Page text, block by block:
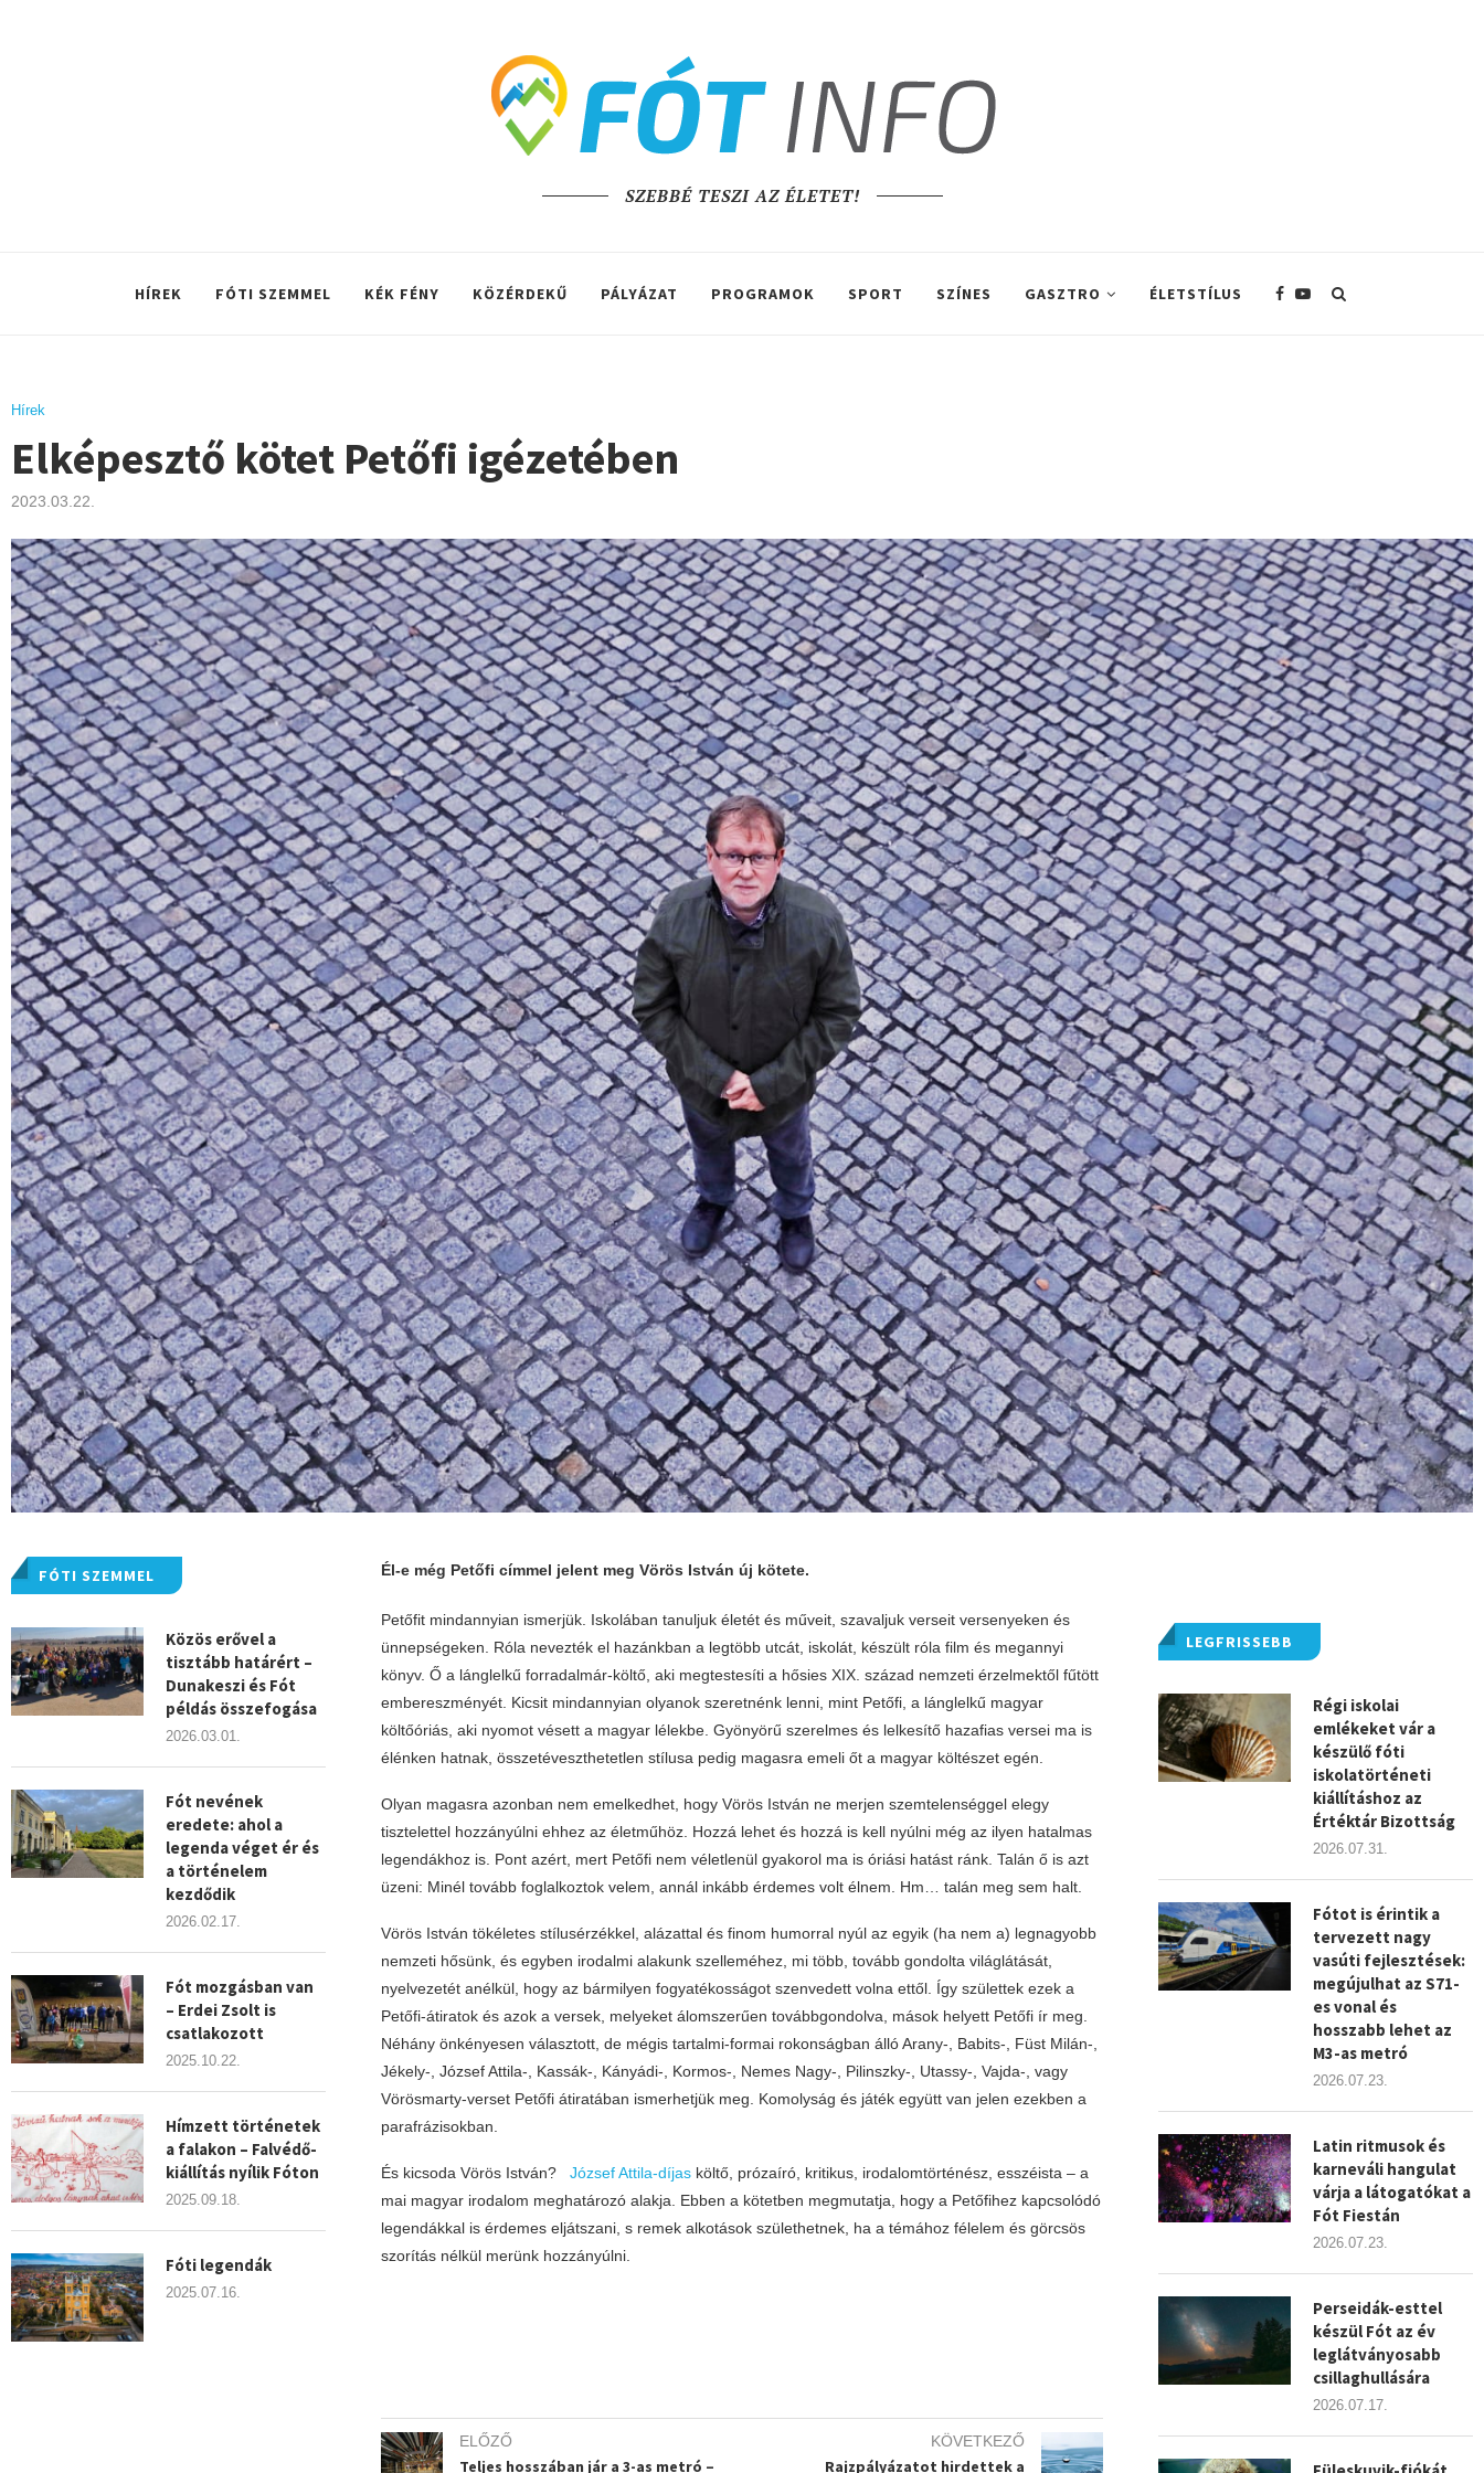
SZEBBÉ TESZI AZ ÉLETET!
HÍREK FÓTI SZEMMEL KÉK FÉNY KÖZÉRDEKŰ PÁLYÁZAT PROGRAMOK SPORT SZÍNES GASZTRO ÉLETSTÍLUS
Hírek
Elképesztő kötet Petőfi igézetében
2023.03.22.
Él-e még Petőfi címmel jelent meg Vörös István új kötete.
Petőfit mindannyian ismerjük. Iskolában tanuljuk életét és műveit, szavaljuk verseit versenyeken és
ünnepségeken. Róla nevezték el hazánkban a legtöbb utcát, iskolát, készült róla film és megannyi
könyv. Ő a lánglelkű forradalmár-költő, aki megtestesíti a hősies XIX. század nemzeti érzelmektől fűtött
embereszményét. Kicsit mindannyian olyanok szeretnénk lenni, mint Petőfi, a lánglelkű magyar
költőóriás, aki nyomot vésett a magyar lélekbe. Gyönyörű szerelmes és lelkesítő hazafias versei ma is
élénken hatnak, összetéveszthetetlen stílusa pedig magasra emeli őt a magyar költészet egén.
Olyan magasra azonban nem emelkedhet, hogy Vörös István ne merjen szemtelenséggel elegy
tisztelettel hozzányúlni ehhez az életműhöz. Hozzá lehet és hozzá is kell nyúlni még az ilyen hatalmas
legendákhoz is. Pont azért, mert Petőfi nem véletlenül gyakorol ma is óriási hatást ránk. Talán ő is azt
üzeni: Minél tovább foglalkoztok velem, annál inkább érdemes volt élnem. Hm… talán meg sem halt.
Vörös István tökéletes stílusérzékkel, alázattal és finom humorral nyúl az egyik (ha nem a) legnagyobb
nemzeti hősünk, és egyben irodalmi alakunk szelleméhez, mi több, tovább gondolta világlátását,
nyelvezetét anélkül, hogy az bármilyen fogyatékosságot szenvedett volna ettől. Így születtek ezek a
Petőfi-átiratok és azok a versek, melyeket álomszerűen továbbgondolva, mások helyett Petőfi ír meg.
Néhány önkényesen választott, de mégis tartalmi-formai rokonságban álló Arany-, Babits-, Füst Milán-,
Jékely-, József Attila-, Kassák-, Kányádi-, Kormos-, Nemes Nagy-, Pilinszky-, Utassy-, Vajda-, vagy
Vörösmarty-verset Petőfi átiratában ismerhetjük meg. Komolyság és játék együtt van jelen ezekben a
parafrázisokban.
És kicsoda Vörös István? József Attila-díjasköltő, prózaíró, kritikus, irodalomtörténész, esszéista – a
mai magyar irodalom meghatározó alakja. Ebben a kötetben megmutatja, hogy a Petőfihez kapcsolódó
legendákkal is érdemes eljátszani, s remek alkotások születhetnek, ha a témához félelem és görcsös
szorítás nélkül merünk hozzányúlni.
ELŐZŐ
Teljes hosszában jár a 3-as metró –
KÖVETKEZŐ
Rajzpályázatot hirdettek a
LEGFRISSEBB
Régi iskolai
emlékeket vár a
készülő fóti
iskolatörténeti
kiállításhoz az
Értéktár Bizottság
2026.07.31.
Fótot is érintik a
tervezett nagy
vasúti fejlesztések:
megújulhat az S71-
es vonal és
hosszabb lehet az
M3-as metró
2026.07.23.
Latin ritmusok és
karneváli hangulat
várja a látogatókat a
Fót Fiestán
2026.07.23.
Perseidák-esttel
készül Fót az év
leglátványosabb
csillaghullására
2026.07.17.
FÓTI SZEMMEL
Közös erővel a
tisztább határért –
Dunakeszi és Fót
példás összefogása
2026.03.01.
Fót nevének
eredete: ahol a
legenda véget ér és
a történelem
kezdődik
2026.02.17.
Fót mozgásban van
– Erdei Zsolt is
csatlakozott
2025.10.22.
Hímzett történetek
a falakon – Falvédő-
kiállítás nyílik Fóton
2025.09.18.
Fóti legendák
2025.07.16.